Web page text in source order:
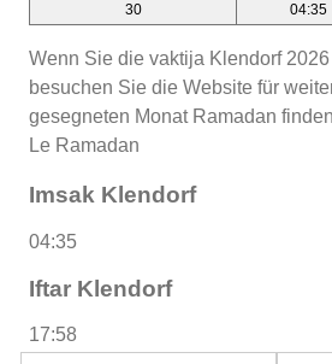
30
04:35
Wenn Sie die vaktija Klendorf
besuchen Sie die Website für
gesegneten Monat Ramadan
Le Ramadan
Imsak Klendorf
04:35
Iftar Klendorf
17:58